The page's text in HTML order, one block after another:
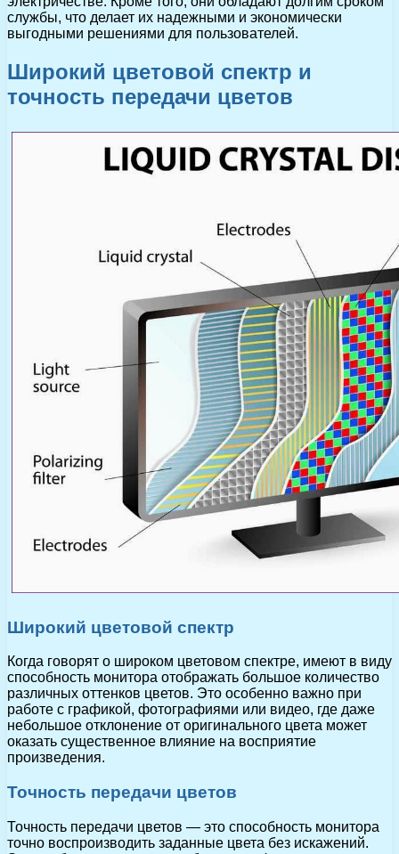
службы, что делает их надежными и экономически
выгодными решениями для пользователей.
Широкий цветовой спектр и
точность передачи цветов
Широкий цветовой спектр
Когда говорят о широком цветовом спектре, имеют в виду
способность монитора отображать большое количество
различных оттенков цветов. Это особенно важно при
работе с графикой, фотографиями или видео, где даже
небольшое отклонение от оригинального цвета может
оказать существенное влияние на восприятие
произведения.
Точность передачи цветов
Точность передачи цветов — это способность монитора
точно воспроизводить заданные цвета без искажений.